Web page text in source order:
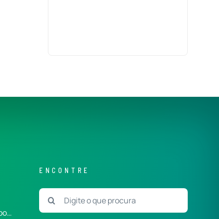
ENCONTRE
Buscar
resultados